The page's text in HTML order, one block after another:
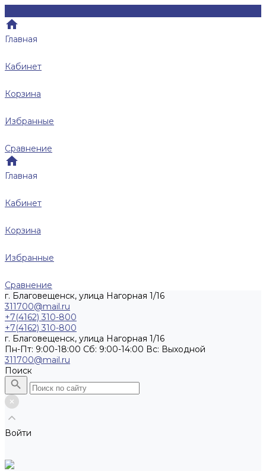
Главная
Кабинет
Корзина
Избранные
Сравнение
Главная
Кабинет
Корзина
Избранные
Сравнение
г. Благовещенск, улица Нагорная 1/16
311700@mail.ru
+7(4162) 310-800
+7(4162) 310-800
г. Благовещенск, улица Нагорная 1/16
Пн-Пт: 9:00-18:00 Cб: 9:00-14:00 Вс: Выходной
311700@mail.ru
Поиск
Войти